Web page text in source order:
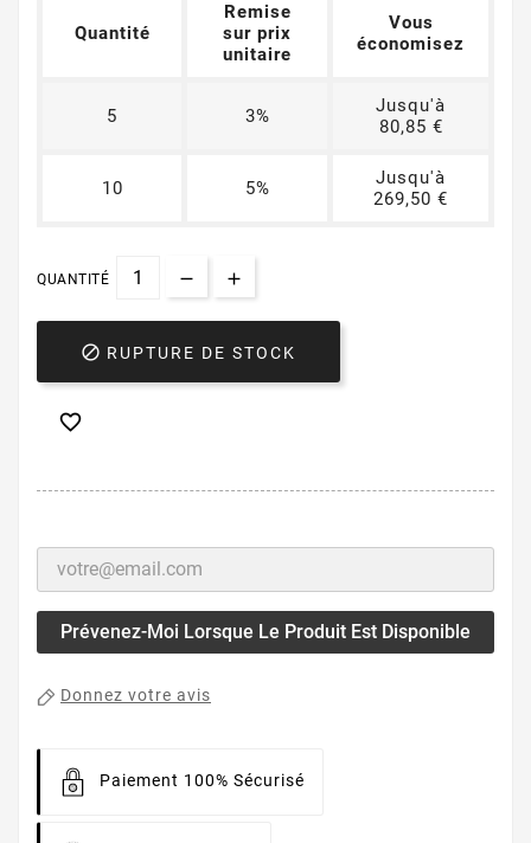
Quantité
Remise
sur prix
unitaire
Vous
économisez
5 3%
Jusqu'à
80,85 €
10 5%
Jusqu'à
269,50 €
QUANTITÉ
 RUPTURE DE STOCK

Prévenez-Moi Lorsque Le Produit Est Disponible
Donnez votre avis
Paiement 100% Sécurisé